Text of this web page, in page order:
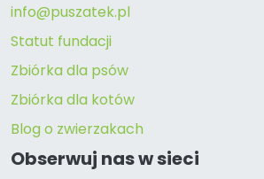
info@puszatek.pl
Statut fundacji
Zbiórka dla psów
Zbiórka dla kotów
Blog o zwierzakach
Obserwuj nas w sieci